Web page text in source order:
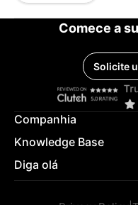
Comece a
Solicite
Companhia
Knowledge Base
Diga olá